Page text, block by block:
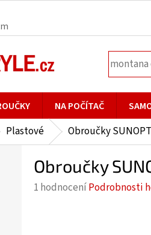
NA POČÍTAČ
Plastové Obroučky
Obroučky
Průměrné
1 hodnoceníPodrobnosti